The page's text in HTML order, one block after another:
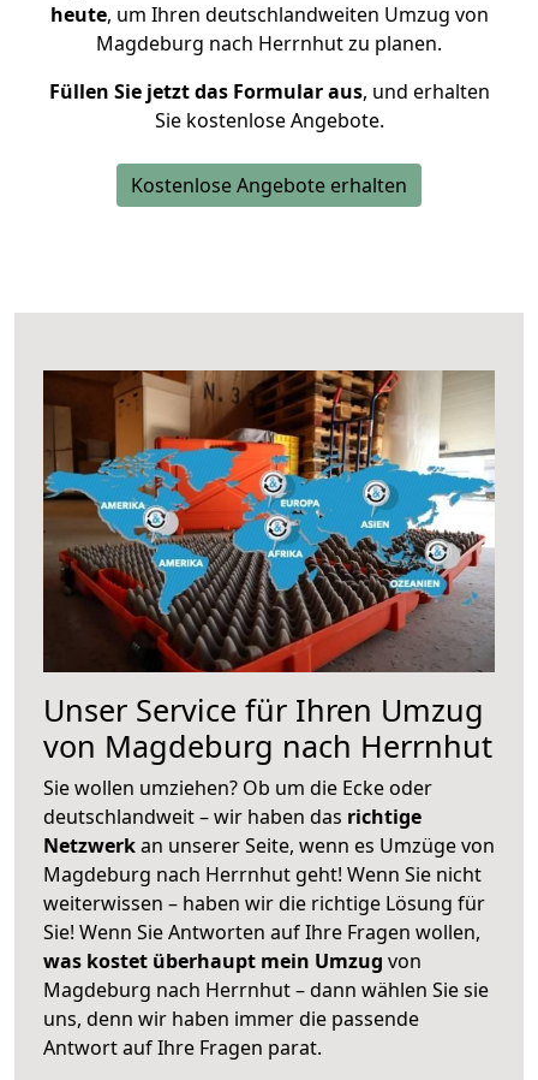
heute, um Ihren deutschlandweiten Umzug von
Magdeburg nach Herrnhut zu planen.
Füllen Sie jetzt das Formular aus, und erhalten
Sie kostenlose Angebote.
Kostenlose Angebote erhalten
Unser Service für Ihren Umzug
von Magdeburg nach Herrnhut
Sie wollen umziehen? Ob um die Ecke oder
deutschlandweit – wir haben das richtige
Netzwerkan unserer Seite, wenn es Umzüge von
Magdeburg nach Herrnhut geht! Wenn Sie nicht
weiterwissen – haben wir die richtige Lösung für
Sie! Wenn Sie Antworten auf Ihre Fragen wollen,
was kostet überhaupt mein Umzug von
Magdeburg nach Herrnhut – dann wählen Sie sie
uns, denn wir haben immer die passende
Antwort auf Ihre Fragen parat.